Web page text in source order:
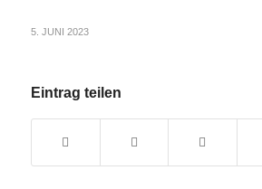
5. JUNI 2023
Eintrag teilen